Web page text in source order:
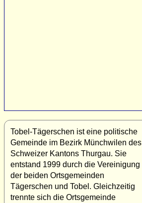
Tobel-Tägerschen ist eine politische
Gemeinde im Bezirk Münchwilen des
Schweizer Kantons Thurgau. Sie
entstand 1999 durch die Vereinigung
der beiden Ortsgemeinden
Tägerschen und Tobel. Gleichzeitig
trennte sich die Ortsgemeinde